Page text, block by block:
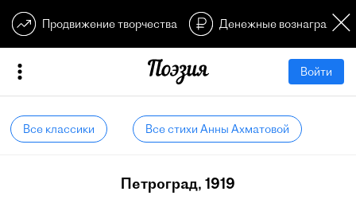
Продвижение творчества Денежные
Войти
Все классики Все стихи Анны Ахматовой
Петроград, 1919